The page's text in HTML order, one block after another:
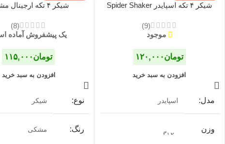
شیکر ۴ تکه اسپایدر Spider Shaker
(9)
موجود
تومان۱۲۰,۰۰۰
افزودن به سبد خرید
مدل اسپایدر
وزن
۱۲۰گرم
شیکر ۴ تکه ارجینال مشکی
(8)
یک پیشفروش آماده
تومان۱۱۵,۰۰۰
افزودن به سبد خرید
نوع شیکر
رنگ مشکی